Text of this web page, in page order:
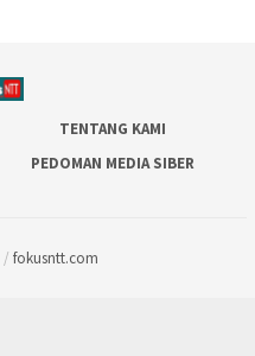
TENTANG KAMI
PEDOMAN MEDIA SIBER
/ fokusntt.com